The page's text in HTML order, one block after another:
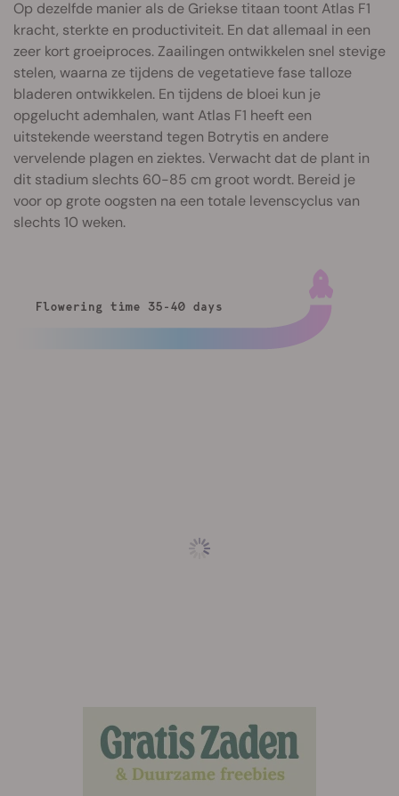
Op dezelfde manier als de Griekse titaan toont Atlas F1
kracht, sterkte en productiviteit. En dat allemaal in een
zeer kort groeiproces. Zaailingen ontwikkelen snel stevige
stelen, waarna ze tijdens de vegetatieve fase talloze
bladeren ontwikkelen. En tijdens de bloei kun je
opgelucht ademhalen, want Atlas F1 heeft een
uitstekende weerstand tegen Botrytis en andere
vervelende plagen en ziektes. Verwacht dat de plant in
dit stadium slechts 60-85 cm groot wordt. Bereid je
voor op grote oogsten na een totale levenscyclus van
slechts 10 weken.